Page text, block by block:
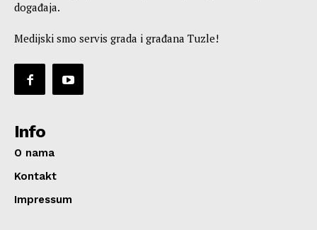
događaja.
Medijski smo servis grada i građana Tuzle!
Info
O nama
Kontakt
Impressum